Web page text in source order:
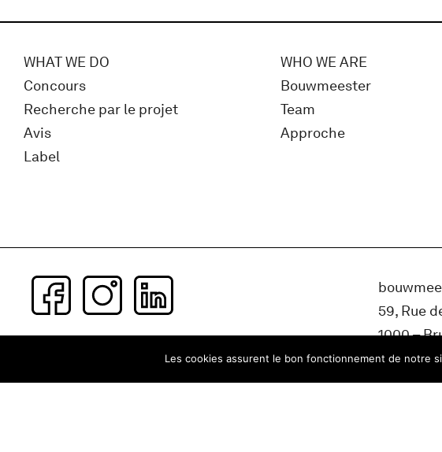
WHAT WE DO
Concours
Recherche par le projet
Avis
Label
WHO WE ARE
Bouwmeester
Team
Approche
Subscribe to our newsletter
59, Rue
1000 –
Belgique
Les cookies assurent le bon fonctionnement de notre